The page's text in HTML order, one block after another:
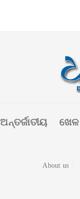
ଅନ୍ତର୍ଜାତୀୟ ଖେଳ
About us